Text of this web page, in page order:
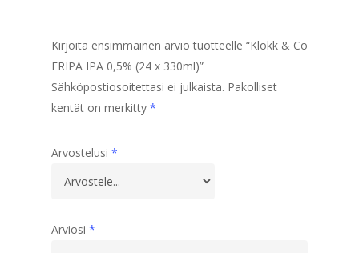
Kirjoita ensimmäinen arvio tuotteelle “Klokk & Co
FRIPA IPA 0,5% (24 x 330ml)”
Sähköpostiosoitettasi ei julkaista. Pakolliset
kentät on merkitty *
Arvostelusi *
Arviosi *